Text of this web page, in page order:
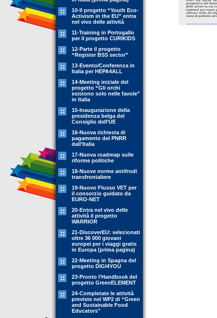
10-Il progetto “Youth Eco-
Activism in the EU” entra
nel vivo delle attività
11-Training in Portogallo
per il progetto CURIKIDS
12-Parte il progetto
“Register BSS sector”
13-Evento/Conferenza in
Italia per HEPA4ALL
14-Meeting iniziale del
progetto “Gli orchi
esistono solo nelle favole”
in Italia
15-Inaugurazione della
presidenza belga del
Consiglio dell’UE
16-Nuova richiesta di
pagamento del PNRR
dall’Italia
17-Nuova roadmap sulle
riforme politiche
18-Nuove norme antifrodi
transfrontaliere
19-Nuovo Flusso VET per
il consorzio guidato da
EURO-NET
20-Entra nel vivo delle
attività il progetto
WARRIOR
21-DiscoverEU: selezionati
oltre 36 000 giovani
europei per i viaggi gratis
in Europa (prima pagina)
22-Meeting in Spagna del
progetto DIGI4YOU
23-Pronto l’Handbook del
progetto GreenELEMENT
24-Completate le attività
previste nel WP2 di “Green
and Sustainable Food
Educators"